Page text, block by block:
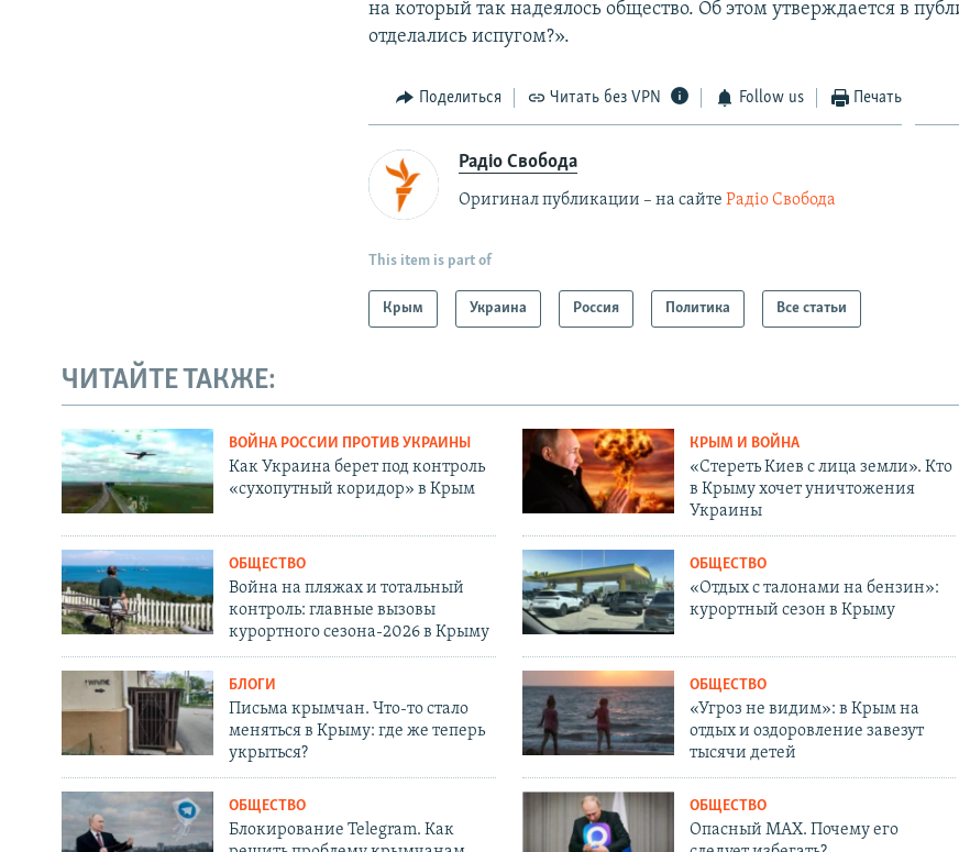
на который так надеялось общество. Об этом утверждается в
отделались испугом?».
Поделиться Читать без VPN Follow us Печать
Радіо Свобода
Оригинал публикации – на сайтеРадіо Свобода
This item is part of
Крым Украина Россия Политика Все статьи
ЧИТАЙТЕ ТАКЖЕ:
ВОЙНА РОССИИ ПРОТИВ УКРАИНЫ
Как Украина берет под контроль
«сухопутный коридор» в Крым
КРЫМ И ВОЙНА
«Стереть Киев с лица земли». Кто
в Крыму хочет уничтожения
Украины
ОБЩЕСТВО
Война на пляжах и тотальный
контроль: главные вызовы
курортного сезона-2026 в Крыму
ОБЩЕСТВО
«Отдых с талонами на бензин»:
курортный сезон в Крыму
БЛОГИ
Письма крымчан. Что-то стало
меняться в Крыму: где же теперь
укрыться?
ОБЩЕСТВО
«Угроз не видим»: в Крым на
отдых и оздоровление завезут
тысячи детей
ОБЩЕСТВО
Блокирование Telegram. Как
ОБЩЕСТВО
Опасный MAX. Почему его